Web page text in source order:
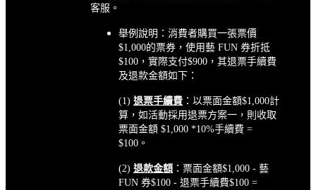
客服。
舉例說明：消費者購買一張票價
$1,000的票券，使用藝 FUN 券折抵
$100，實際支付$900，其退票手續費
及退款金額如下：
(1) 退票手續費 ：以票面金額$1,000計
算，如活動採用退票方案一，則收取
票面金額 $1,000 *10%手續費 =
$100。
(2) 退款金額 ：票面金額$1,000 - 藝
FUN 券$100 - 退票手續費$100 =